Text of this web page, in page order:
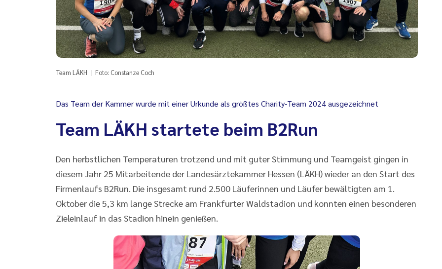
Team LÄKH Foto: Constanze Coch
Das Team der Kammer wurde mit einer Urkunde als größtes Charity-Team 2024 ausgezeichnet
Team LÄKH startete beim B2Run
Den herbstlichen Temperaturen trotzend und mit guter Stimmung und Teamgeist gingen in
diesem Jahr 25 Mitarbeitende der Landesärztekammer Hessen (LÄKH) wieder an den Start des
Firmenlaufs B2Run. Die insgesamt rund 2.500 Läuferinnen und Läufer bewältigten am 1.
Oktober die 5,3 km lange Strecke am Frankfurter Waldstadion und konnten einen besonderen
Zieleinlauf in das Stadion hinein genießen.